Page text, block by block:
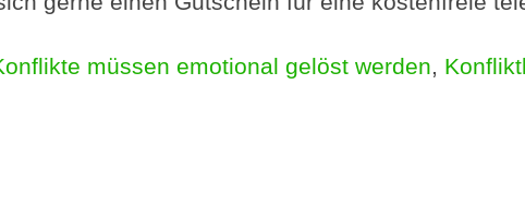
müssen emotional gelöst werden,